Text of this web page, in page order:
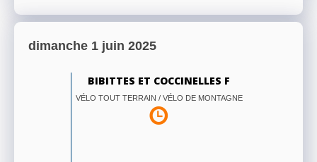
dimanche 1 juin 2025
BIBITTES ET COCCINELLES F
VÉLO TOUT TERRAIN / VÉLO DE MONTAGNE